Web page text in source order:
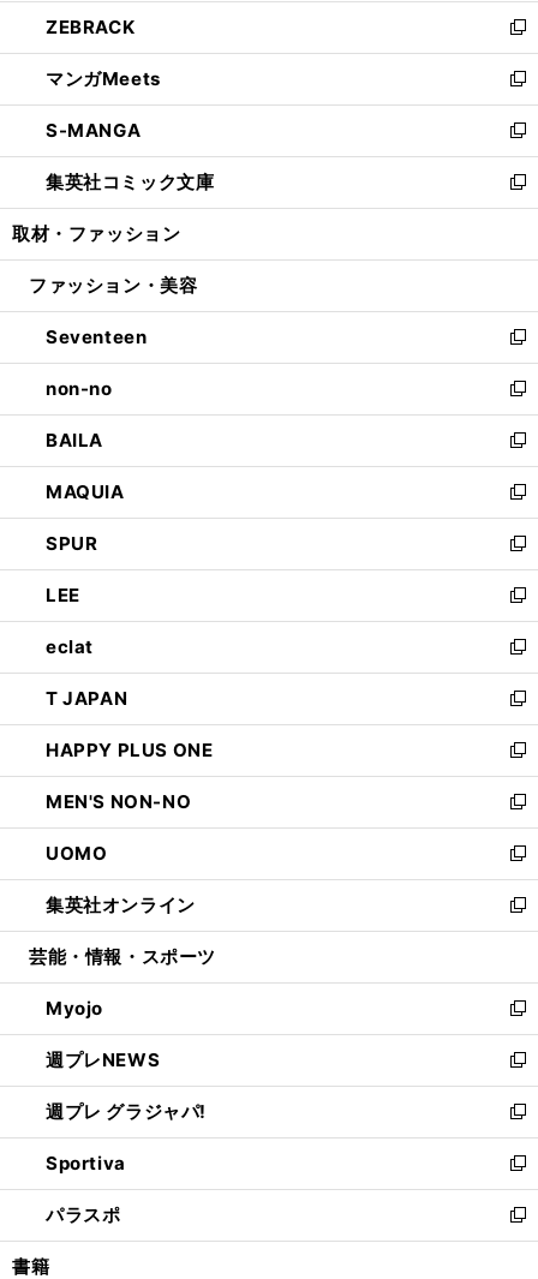
く
で
開
く
ド
ウ
で
開
く
ウ
ィ
ン
ド
ウ
で
開
く
し
い
ウ
ィ
ン
ド
ウ
で
開
ZEBRACK
新
し
い
ウ
ィ
ン
ド
ウ
開
マンガMeets
新
し
い
ウ
ィ
ン
ウ
開
く
S-MANGA
新
し
い
ウ
ン
ウ
で
開
く
集英社コミック文庫
新
し
ウ
ン
ド
ウ
で
開
く
取材・ファッション
ファッション・美容
Seventeen
新
し
い
ウ
ィ
ン
ド
ウ
で
開
く
non-no
新
し
い
ウ
ィ
ン
ド
ウ
で
開
く
BAILA
新
し
い
ウ
ィ
ン
ド
ウ
で
開
く
MAQUIA
新
し
い
ウ
ィ
ン
ド
ウ
で
開
く
SPUR
新
し
い
ウ
ィ
ン
ド
ウ
で
開
く
LEE
新
し
い
ウ
ィ
ン
ド
ウ
で
開
く
eclat
新
し
い
ウ
ィ
ン
ド
ウ
で
開
く
T JAPAN
新
し
い
ウ
ィ
ン
ド
ウ
で
開
HAPPY PLUS ONE
新
し
い
ウ
ィ
ン
ド
ウ
開
く
MEN'S NON-NO
新
し
い
ウ
ィ
ン
ウ
で
開
く
UOMO
新
し
い
ウ
ン
ド
ウ
で
開
く
集英社オンライン
新
し
ウ
ィ
ン
ド
ウ
で
開
く
芸能・情報・スポーツ
Myojo
新
し
い
ウ
ィ
ン
ド
ウ
で
開
週プレNEWS
新
し
い
ウ
ィ
ン
ド
ウ
週プレ グラジャパ!
新
し
い
ウ
ィ
ン
Sportiva
新
し
い
ウ
パラスポ
新
し
書籍